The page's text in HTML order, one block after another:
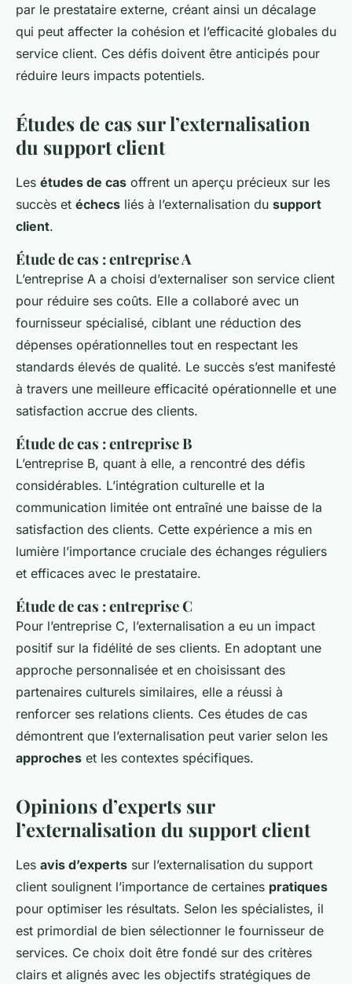
par le prestataire externe, créant ainsi un décalage
qui peut affecter la cohésion et l’efficacité globales du
service client. Ces défis doivent être anticipés pour
réduire leurs impacts potentiels.
Études de cas sur l’externalisation
du support client
Les études de cas offrent un aperçu précieux sur les
succès et échecs liés à l’externalisation du support
client.
Étude de cas : entreprise A
L’entreprise A a choisi d’externaliser son service client
pour réduire ses coûts. Elle a collaboré avec un
fournisseur spécialisé, ciblant une réduction des
dépenses opérationnelles tout en respectant les
standards élevés de qualité. Le succès s’est manifesté
à travers une meilleure efficacité opérationnelle et une
satisfaction accrue des clients.
Étude de cas : entreprise B
L’entreprise B, quant à elle, a rencontré des défis
considérables. L’intégration culturelle et la
communication limitée ont entraîné une baisse de la
satisfaction des clients. Cette expérience a mis en
lumière l’importance cruciale des échanges réguliers
et efficaces avec le prestataire.
Étude de cas : entreprise C
Pour l’entreprise C, l’externalisation a eu un impact
positif sur la fidélité de ses clients. En adoptant une
approche personnalisée et en choisissant des
partenaires culturels similaires, elle a réussi à
renforcer ses relations clients. Ces études de cas
démontrent que l’externalisation peut varier selon les
approches et les contextes spécifiques.
Opinions d’experts sur
l’externalisation du support client
Les avis d’experts sur l’externalisation du support
client soulignent l’importance de certaines pratiques
pour optimiser les résultats. Selon les spécialistes, il
est primordial de bien sélectionner le fournisseur de
services. Ce choix doit être fondé sur des critères
clairs et alignés avec les objectifs stratégiques de